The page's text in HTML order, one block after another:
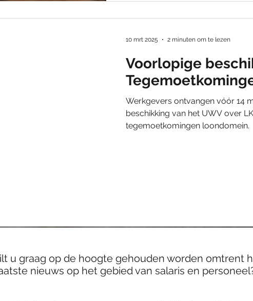
Voorlopige
Werkgevers ontvangen vóór 14
beschikking van het UWV over
tegemoetkomingen loondomein.
10 mrt 2025 2 minuten om te lezen
u graag op de hoogte gehouden worden omtrent
nieuws op het gebied van salaris en